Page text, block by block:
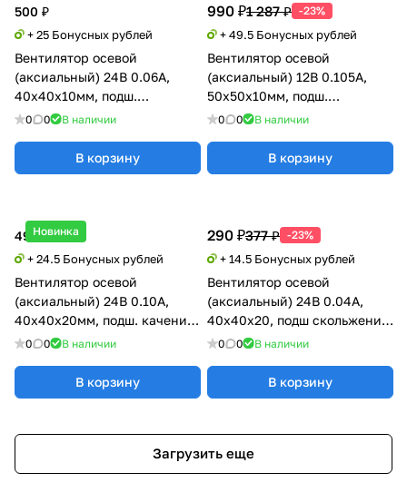
500 ₽
+ 25 Бонусных рублей
Вентилятор осевой
(аксиальный) 24В 0.06А,
40х40х10мм, подш.
скольжения (Sleeve),
0 0 В наличии
В корзину
990 ₽1 287 ₽ -23%
+ 49.5 Бонусных рублей
Вентилятор осевой
(аксиальный) 12В 0.105А,
50х50х10мм, подш.
магнитный (MagLev), Sunon
0 0 В наличии
В корзину
Новинка
490 ₽
+ 24.5 Бонусных рублей
Вентилятор осевой
(аксиальный) 24В 0.10А,
40х40х20мм, подш. качения,
Xinyujie
0 0 В наличии
В корзину
290 ₽377 ₽ -23%
+ 14.5 Бонусных рублей
Вентилятор осевой
(аксиальный) 24В 0.04А,
40х40х20, подш скольжения,
Xinyujie
0 0 В наличии
В корзину
Загрузить еще